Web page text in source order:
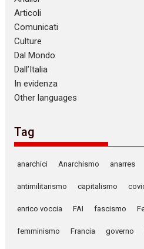
Articoli
Comunicati
Culture
Dal Mondo
Dall’Italia
In evidenza
Other languages
Tag
anarchici Anarchismo anarres
antimilitarismo capitalismo
enrico voccia FAI fascismo
femminismo Francia governo